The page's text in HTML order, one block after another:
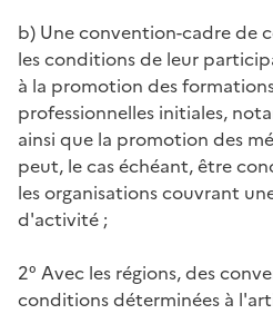
b) Une convention-cadre de
les conditions de leur
à la promotion des
professionnelles initiales,
ainsi que la promotion des
peut, le cas échéant, être
les organisations couvrant
d'activité ;
2° Avec les régions, des
conditions déterminées à